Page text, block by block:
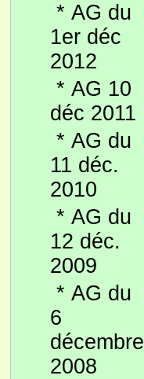
* AG du
1er déc
2012
* AG 10
déc 2011
* AG du
11 déc.
2010
* AG du
12 déc.
2009
* AG du
6
décembre
2008